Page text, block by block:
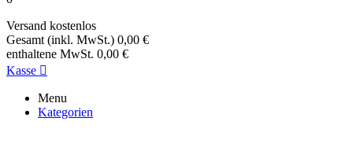
Versand kostenlos
Gesamt (inkl. MwSt.) 0,00 €
enthaltene MwSt. 0,00 €
Kasse 
Menu
Kategorien